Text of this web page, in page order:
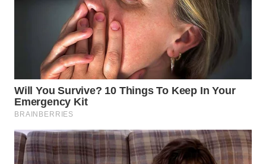
WAHANA
TRAVEL
WAHANA
TV
WAHANANEWS
ID